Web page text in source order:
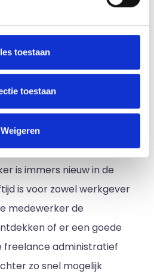
toestaan
toestaan
Weigeren
medewerker
maakt het niets uit of
of als zzp
Er is echter wel één
die in loondienst
begin alle tijd. Hij wordt
tijd om zich te bewijzen. Er is
te stellen, en er is geduld:
is immers nieuw in de
is voor zowel werkgever
medewerker de
of er een goede
freelance administratief
zo snel mogelijk